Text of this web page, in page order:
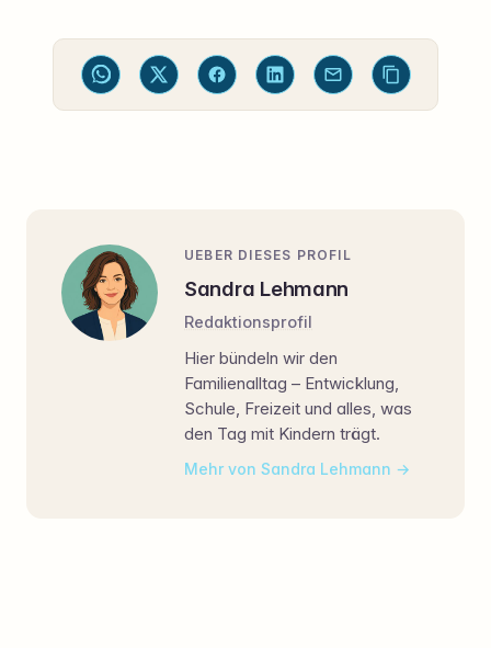
UEBER DIESES PROFIL
Sandra Lehmann
Redaktionsprofil
Hier bündeln wir den
Familienalltag – Entwicklung,
Schule, Freizeit und alles, was
den Tag mit Kindern trägt.
Mehr von Sandra Lehmann